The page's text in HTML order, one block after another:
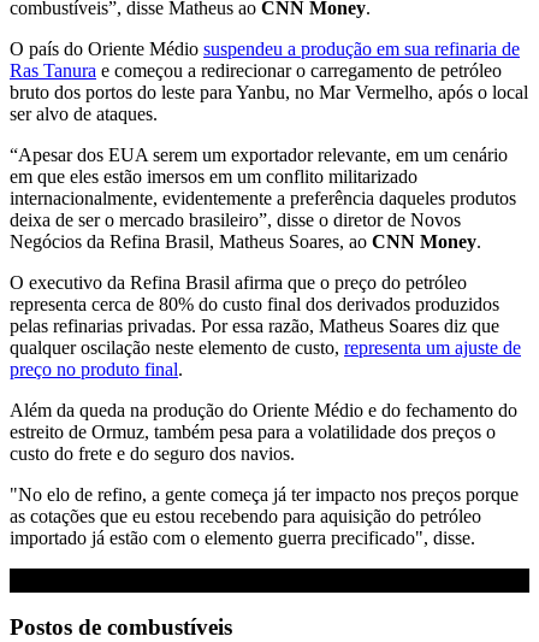
combustíveis”, disse Matheus ao CNN Money.
O país do Oriente Médio suspendeu a produção em sua refinaria de
Ras Tanura e começou a redirecionar o carregamento de petróleo
bruto dos portos do leste para Yanbu, no Mar Vermelho, após o local
ser alvo de ataques.
“Apesar dos EUA serem um exportador relevante, em um cenário
em que eles estão imersos em um conflito militarizado
internacionalmente, evidentemente a preferência daqueles produtos
deixa de ser o mercado brasileiro”, disse o diretor de Novos
Negócios da Refina Brasil, Matheus Soares, ao CNN Money.
O executivo da Refina Brasil afirma que o preço do petróleo
representa cerca de 80% do custo final dos derivados produzidos
pelas refinarias privadas. Por essa razão, Matheus Soares diz que
qualquer oscilação neste elemento de custo, representa um ajuste de
preço no produto final.
Além da queda na produção do Oriente Médio e do fechamento do
estreito de Ormuz, também pesa para a volatilidade dos preços o
custo do frete e do seguro dos navios.
"No elo de refino, a gente começa já ter impacto nos preços porque
as cotações que eu estou recebendo para aquisição do petróleo
importado já estão com o elemento guerra precificado", disse.
Postos de combustíveis